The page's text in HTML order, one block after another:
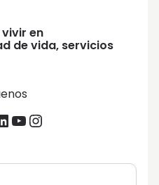
en
de vida, servicios
YouTube
Instagram